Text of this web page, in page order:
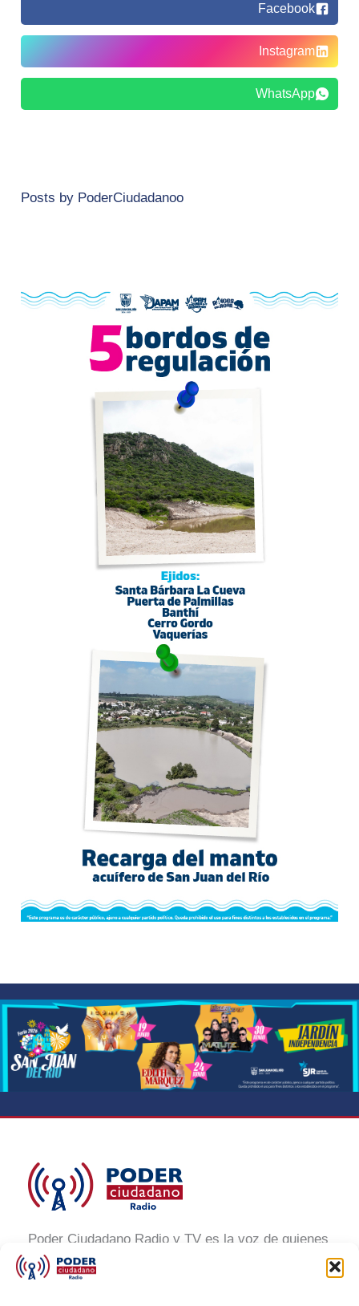
Facebook
Instagram
WhatsApp
Posts by PoderCiudadanoo
Poder Ciudadano Radio y TV es la voz de quienes
buscan un México informado y participativo.
Nuestro compromiso es conectar con la